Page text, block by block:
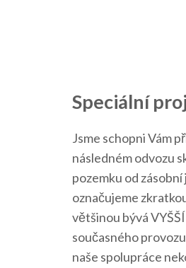
Speciální
Jsme schopni Vám
následném odvozu
pozemku od
označujeme
většinou bývá
současného
naše spolupráce